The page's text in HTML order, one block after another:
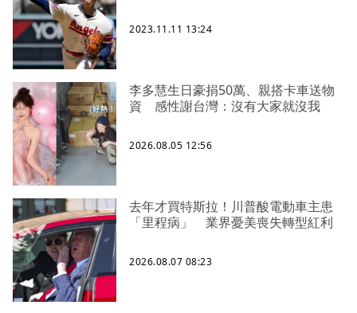
2023.11.11 13:24
李多慧生日豪捐50萬、親搭卡車送物
資 感性謝台灣：沒有大家就沒我
2026.08.05 12:56
去年才買特斯拉！川普酸電動車主患
「里程病」 業界憂美喪失轉型紅利
2026.08.07 08:23